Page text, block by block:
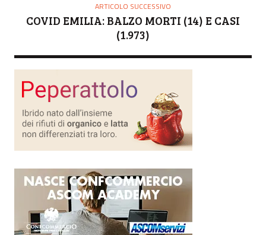
ARTICOLO SUCCESSIVO
COVID EMILIA: BALZO MORTI (14) E CASI
(1.973)